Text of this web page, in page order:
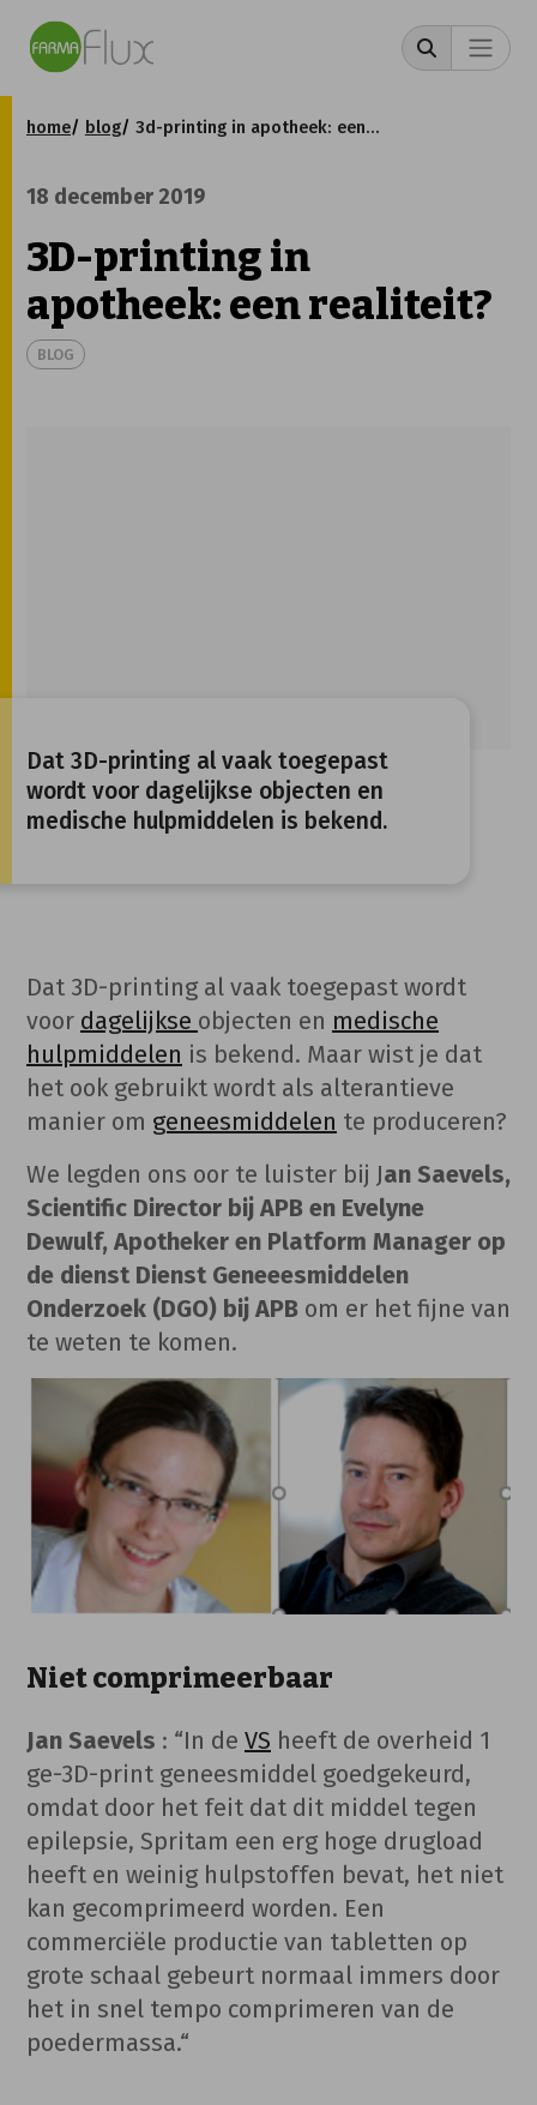
home blog 3d-printing in apotheek: een realiteit?
18 december 2019
3D-printing in
apotheek: een realiteit?
BLOG
Dat 3D-printing al vaak toegepast
wordt voor dagelijkse objecten en
medische hulpmiddelen is bekend.
Dat 3D-printing al vaak toegepast wordt
voor dagelijkse objecten en medische
hulpmiddelen is bekend. Maar wist je dat
het ook gebruikt wordt als alterantieve
manier om geneesmiddelen te produceren?
We legden ons oor te luister bij Jan Saevels,
Scientific Director bij APB en Evelyne
Dewulf, Apotheker en Platform Manager op
de dienst Dienst Geneeesmiddelen
Onderzoek (DGO) bij APB om er het fijne van
te weten te komen.
Niet comprimeerbaar
Jan Saevels : “In de VS heeft de overheid 1
ge-3D-print geneesmiddel goedgekeurd,
omdat door het feit dat dit middel tegen
epilepsie, Spritam een erg hoge drugload
heeft en weinig hulpstoffen bevat, het niet
kan gecomprimeerd worden. Een
commerciële productie van tabletten op
grote schaal gebeurt normaal immers door
het in snel tempo comprimeren van de
poedermassa.“